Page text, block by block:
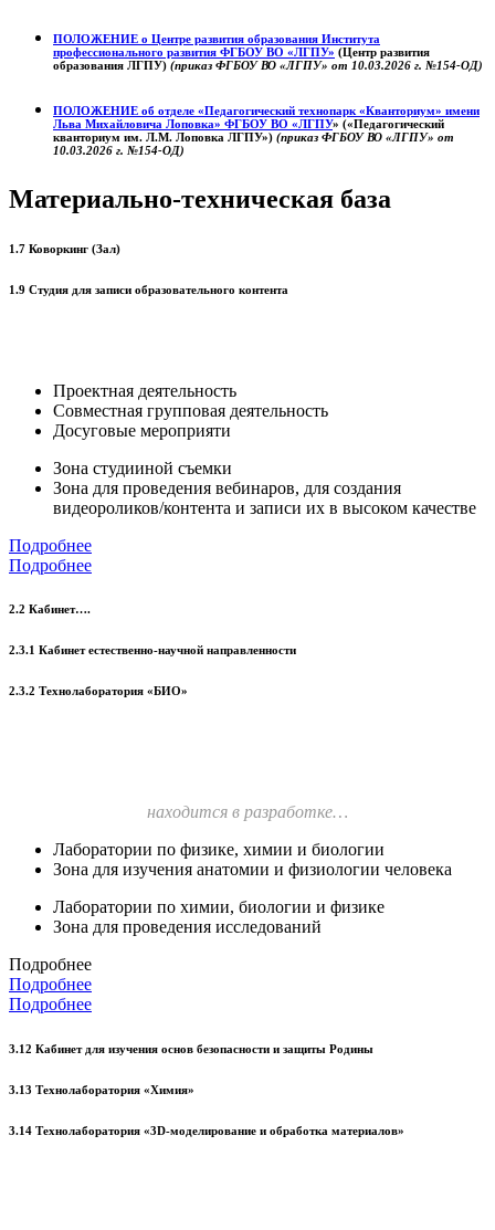
ПОЛОЖЕНИЕ о Центре развития образования Института
профессионального развития ФГБОУ ВО «ЛГПУ» (Центр развития
образования ЛГПУ) (приказ ФГБОУ ВО «ЛГПУ» от 10.03.2026 г. №154-ОД)
ПОЛОЖЕНИЕ об отделе «Педагогический технопарк «Кванториум» имени
Льва Михайловича Лоповка» ФГБОУ ВО «ЛГПУ» («Педагогический
кванториум им. Л.М. Лоповка ЛГПУ») (приказ ФГБОУ ВО «ЛГПУ» от
10.03.2026 г. №154-ОД)
Материально-техническая база
1.7 Коворкинг (Зал)
1.9 Студия для записи образовательного контента
Проектная деятельность
Совместная групповая деятельность
Досуговые мероприяти
Зона студииной съемки
Зона для проведения вебинаров, для создания
видеороликов/контента и записи их в высоком качестве
Подробнее
Подробнее
2.2 Кабинет….
2.3.1 Кабинет естественно-научной направленности
2.3.2 Технолаборатория «БИО»
находится в разработке…
Лаборатории по физике, химии и биологии
Зона для изучения анатомии и физиологии человека
Лаборатории по химии, биологии и физике
Зона для проведения исследований
Подробнее
Подробнее
Подробнее
3.12 Кабинет для изучения основ безопасности и защиты Родины
3.13 Технолаборатория «Химия»
3.14 Технолаборатория «3D-моделирование и обработка материалов»